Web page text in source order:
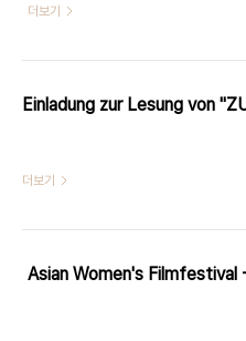
Frauen" diskutieren wollen. Im diesen
더보기
더보기